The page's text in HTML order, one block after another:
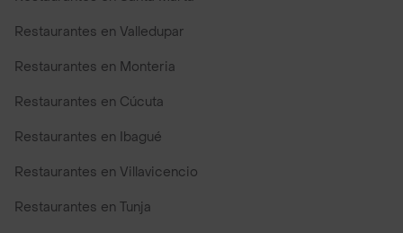
Restaurantes en Valledupar
Restaurantes en Monteria
Restaurantes en Cúcuta
Restaurantes en Ibagué
Restaurantes en Villavicencio
Restaurantes en Tunja